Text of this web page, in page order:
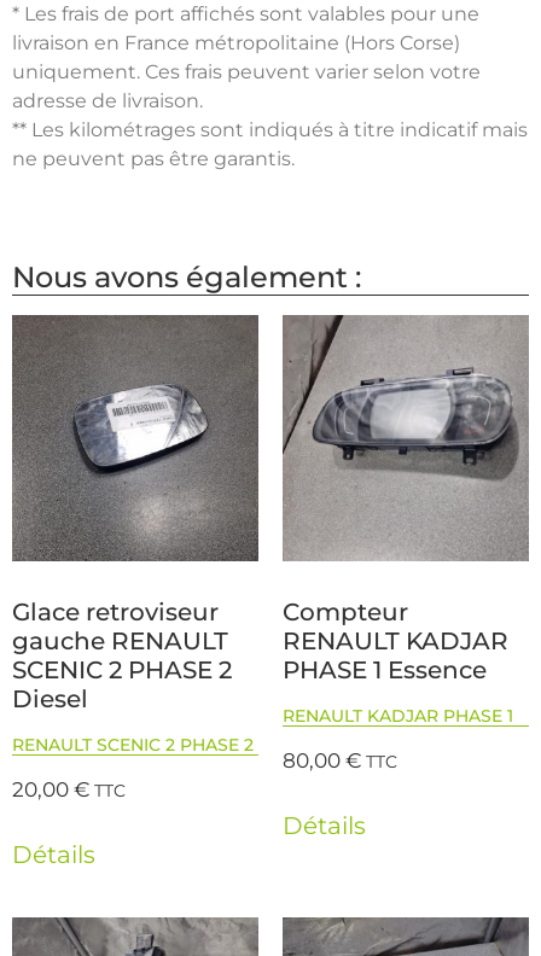
* Les frais de port affichés sont valables pour une
livraison en France métropolitaine (Hors Corse)
uniquement. Ces frais peuvent varier selon votre
adresse de livraison.
** Les kilométrages sont indiqués à titre indicatif mais
ne peuvent pas être garantis.
Nous avons également :
Glace retroviseur
gauche RENAULT
SCENIC 2 PHASE 2
Diesel
RENAULT SCENIC 2 PHASE 2
20,00€ TTC
Détails
Compteur
RENAULT KADJAR
PHASE 1 Essence
RENAULT KADJAR PHASE 1
80,00€ TTC
Détails